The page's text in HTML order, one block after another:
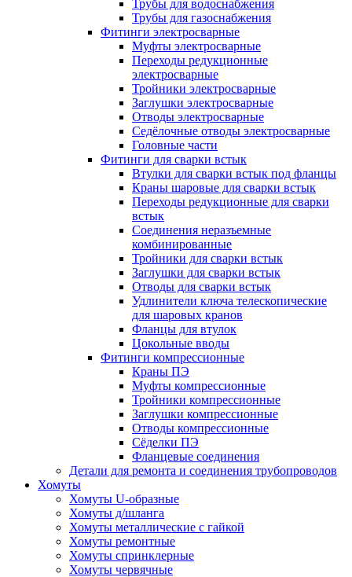
Трубы для водоснабжения
Трубы для газоснабжения
Фитинги электросварные
Муфты электросварные
Переходы редукционные
электросварные
Тройники электросварные
Заглушки электросварные
Отводы электросварные
Седёлочные отводы электросварные
Головные части
Фитинги для сварки встык
Втулки для сварки встык под фланцы
Краны шаровые для сварки встык
Переходы редукционные для сварки
встык
Соединения неразъемные
комбинированные
Тройники для сварки встык
Заглушки для сварки встык
Отводы для сварки встык
Удлинители ключа телескопические
для шаровых кранов
Фланцы для втулок
Цокольные вводы
Фитинги компрессионные
Краны ПЭ
Муфты компрессионные
Тройники компрессионные
Заглушки компрессионные
Отводы компрессионные
Сёделки ПЭ
Фланцевые соединения
Детали для ремонта и соединения трубопроводов
Хомуты
Хомуты U-образные
Хомуты д/шланга
Хомуты металлические с гайкой
Хомуты ремонтные
Хомуты спринклерные
Хомуты червячные